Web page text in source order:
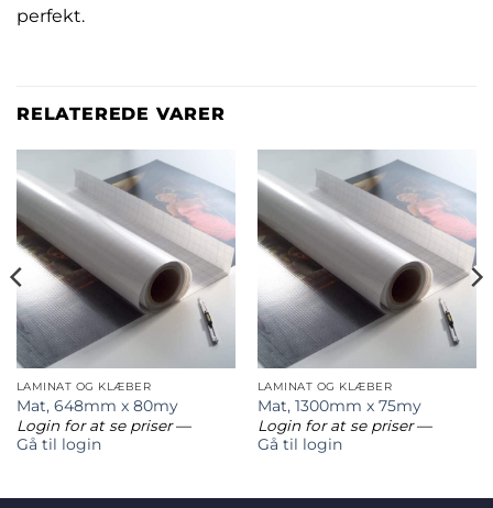
perfekt.
RELATEREDE VARER
LAMINAT OG KLÆBER
Mat, 648mm x 80my
Login for at se priser—
Gå til login
LAMINAT OG KLÆBER
Mat, 1300mm x 75my
Login for at se priser—
Gå til login